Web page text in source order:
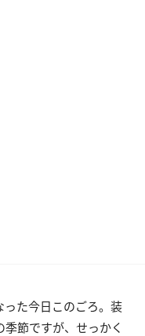
た今日このごろ。装
節ですが、せっかく